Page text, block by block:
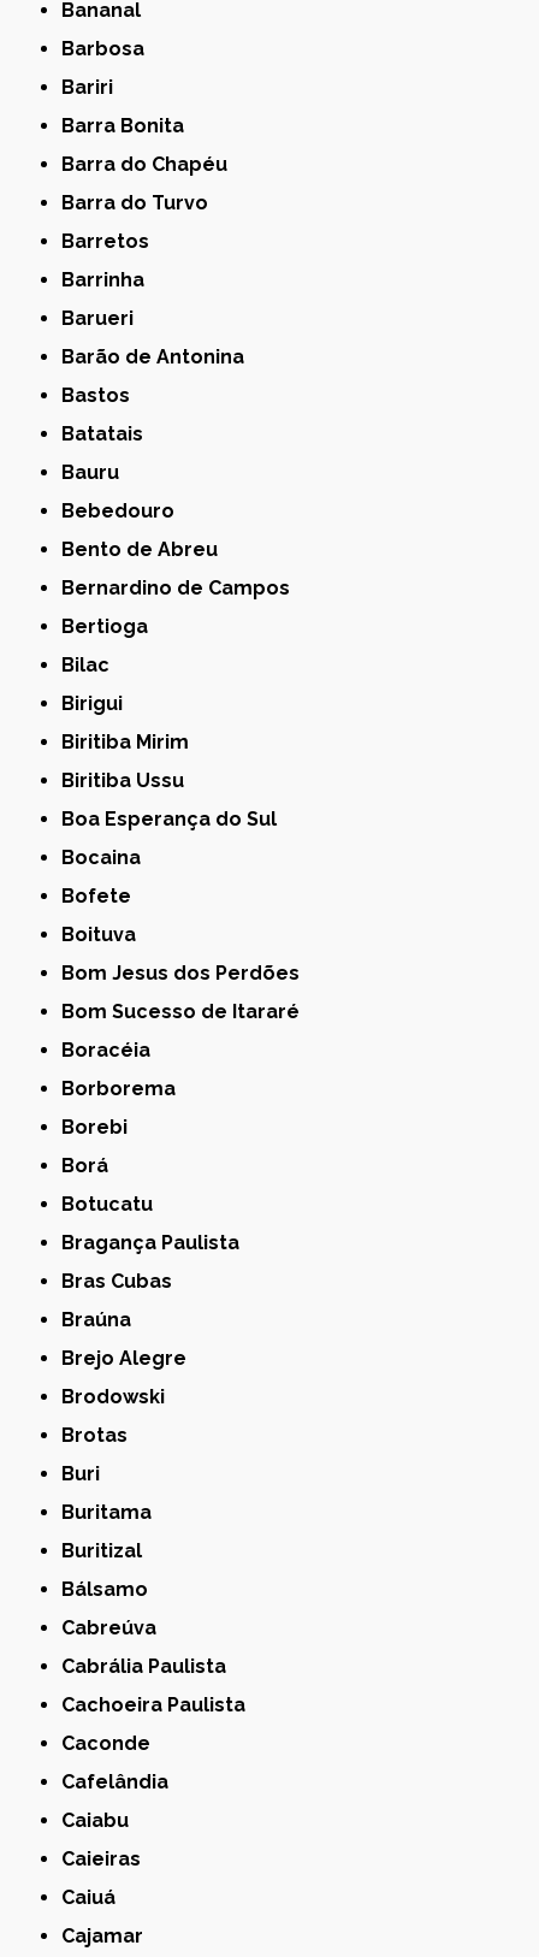
Bananal
Barbosa
Bariri
Barra Bonita
Barra do Chapéu
Barra do Turvo
Barretos
Barrinha
Barueri
Barão de Antonina
Bastos
Batatais
Bauru
Bebedouro
Bento de Abreu
Bernardino de Campos
Bertioga
Bilac
Birigui
Biritiba Mirim
Biritiba Ussu
Boa Esperança do Sul
Bocaina
Bofete
Boituva
Bom Jesus dos Perdões
Bom Sucesso de Itararé
Boracéia
Borborema
Borebi
Borá
Botucatu
Bragança Paulista
Bras Cubas
Braúna
Brejo Alegre
Brodowski
Brotas
Buri
Buritama
Buritizal
Bálsamo
Cabreúva
Cabrália Paulista
Cachoeira Paulista
Caconde
Cafelândia
Caiabu
Caieiras
Caiuá
Cajamar